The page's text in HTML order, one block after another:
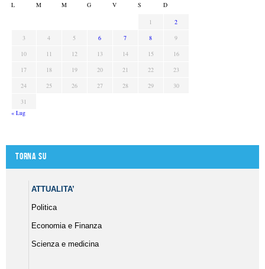
L M M G V S D
1
2
3
4 5 6 7 8
9
10
11 12 13 14 15
16
17
18 19 20 21 22
23
24
25 26 27 28 29
30
31
« Lug
Torna su
ATTUALITA’
Politica
Economia e Finanza
Scienza e medicina